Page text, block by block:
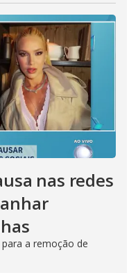
nas redes
a remoção de